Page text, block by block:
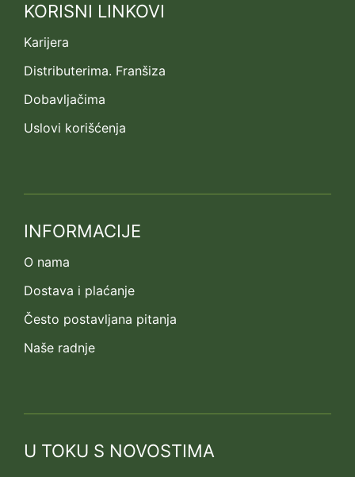
KORISNI LINKOVI
Karijera
Distributerima. Franšiza
Dobavljačima
Uslovi korišćenja
INFORMACIJE
O nama
Dostava i plaćanje
Često postavljana pitanja
Naše radnje
U TOKU S NOVOSTIMA